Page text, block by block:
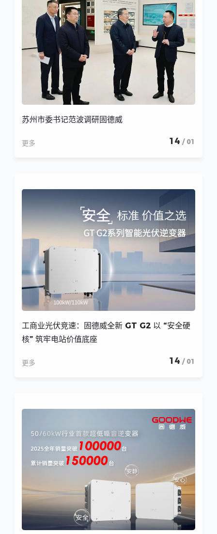
苏州市委书记范波调研固德威
更多 14 / 01
工商业光伏竞速：固德威全新 GT G2 以 “安全硬
核” 筑牢电站价值底座
更多 14 / 01